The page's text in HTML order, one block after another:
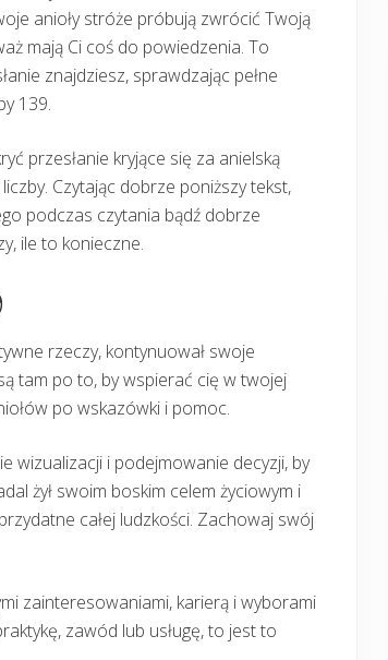
anioły stróże próbują zwrócić Twoją
mają Ci coś do powiedzenia. To
znajdziesz, sprawdzając pełne
139.
przesłanie kryjące się za anielską
Czytając dobrze poniższy tekst,
podczas czytania bądź dobrze
ile to konieczne.
rzeczy, kontynuował swoje
tam po to, by wspierać cię w twojej
po wskazówki i pomoc.
wizualizacji i podejmowanie decyzji, by
żył swoim boskim celem życiowym i
całej ludzkości. Zachowaj swój
zainteresowaniami, karierą i wyborami
zawód lub usługę, to jest to